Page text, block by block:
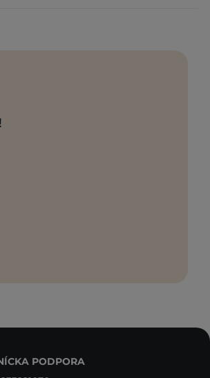
PODPORA